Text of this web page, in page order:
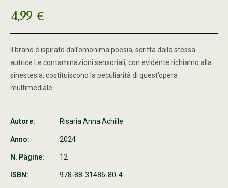
4,99 €
Il brano è ispirato dall’omonima poesia, scritta dalla stessa
autrice Le contaminazioni sensoriali, con evidente richiamo alla
sinestesia, costituiscono la peculiarità di quest’opera
multimediale.
Autore:
Anno:
N. Pagine:
ISBN:
Risaria Anna Achille
2024
12
978-88-31486-80-4